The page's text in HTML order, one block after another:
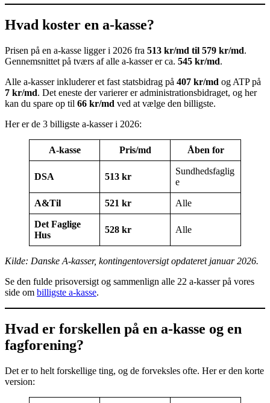
Hvad koster en a-kasse?
Prisen på en a-kasse ligger i 2026 fra 513 kr/md til 579 kr/md.
Gennemsnittet på tværs af alle a-kasser er ca. 545 kr/md.
Alle a-kasser inkluderer et fast statsbidrag på 407 kr/md og ATP på
7 kr/md. Det eneste der varierer er administrationsbidraget, og her
kan du spare op til 66 kr/md ved at vælge den billigste.
Her er de 3 billigste a-kasser i 2026:
A-kasse Pris/md Åben for
DSA 513 kr
Sundhedsfaglig
e
A&Til 521 kr Alle
Det Faglige
Hus
528 kr Alle
Kilde: Danske A-kasser, kontingentoversigt opdateret januar 2026.
Se den fulde prisoversigt og sammenlign alle 22 a-kasser på vores
side om billigste a-kasse.
Hvad er forskellen på en a-kasse og en
fagforening?
Det er to helt forskellige ting, og de forveksles ofte. Her er den korte
version: